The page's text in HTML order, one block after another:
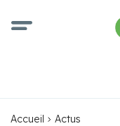
Accueil Actus